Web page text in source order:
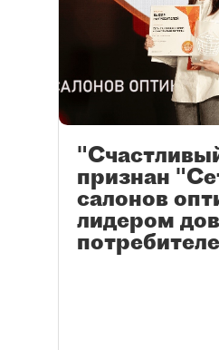
признан
салонов
лидером